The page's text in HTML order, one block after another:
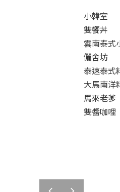
小韓室
雙饗丼
雲南泰式
儷舍坊
泰速泰式
大馬南洋
馬來老爹
雙醬咖哩
prev next